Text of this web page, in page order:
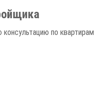
по квартирам